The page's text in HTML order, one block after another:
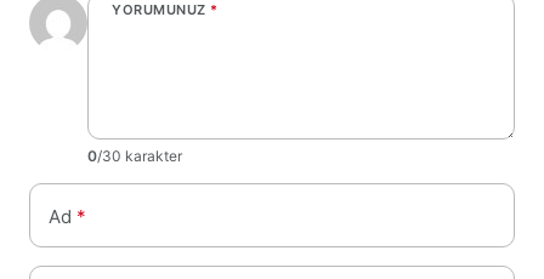
YORUMUNUZ *
0/30 karakter
Ad *